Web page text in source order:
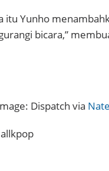
itu Yunho
bicara,”
Dispatch via Nate